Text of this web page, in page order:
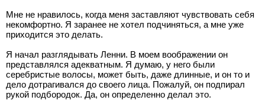
Мне не нравилось, когда меня заставляют чувствовать себя
некомфортно. Я заранее не хотел подчиняться, а мне уже
приходится это делать.
Я начал разглядывать Ленни. В моем воображении он
представлялся адекватным. Я думаю, у него были
серебристые волосы, может быть, даже длинные, и он то и
дело дотрагивался до своего лица. Пожалуй, он подпирал
рукой подбородок. Да, он определенно делал это.